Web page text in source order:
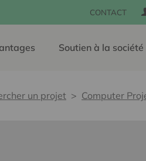
CONTACT
Soutien à la société
un projet Computer